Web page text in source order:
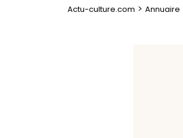
Actu-culture.com > Annuaire